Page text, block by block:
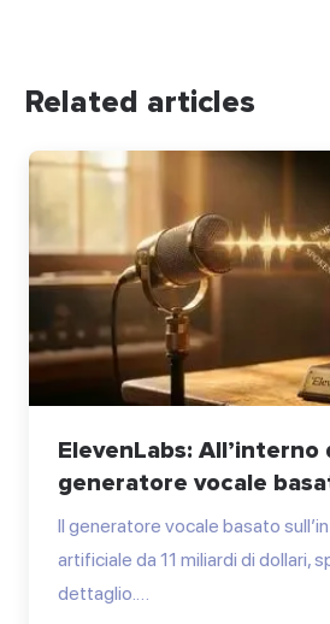
Related articles
ElevenLabs: All’interno
generatore vocale
Il generatore vocale basato
artificiale da 11 miliardi di dollari,
dettaglio.…